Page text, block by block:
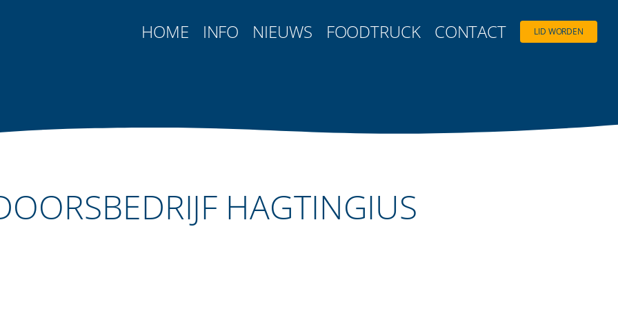
HOME INFO NIEUWS FOODTRUCK CONTACT LID WORDEN
HAGTINGIUS